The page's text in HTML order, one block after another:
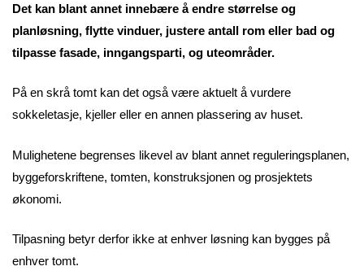
Det kan blant annet innebære å endre størrelse og
planløsning, flytte vinduer, justere antall rom eller bad og
tilpasse fasade, inngangsparti, og uteområder.
På en skrå tomt kan det også være aktuelt å vurdere
sokkeletasje, kjeller eller en annen plassering av huset.
Mulighetene begrenses likevel av blant annet reguleringsplanen,
byggeforskriftene, tomten, konstruksjonen og prosjektets
økonomi.
Tilpasning betyr derfor ikke at enhver løsning kan bygges på
enhver tomt.